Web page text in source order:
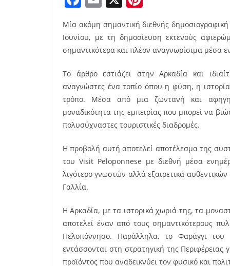
a
c
e
b
o
o
k
ai
l
nt
er
e
Μία ακόμη σημαντική διεθνής
Ιουνίου, με τη δημοσίευση εκτενούς
σημαντικότερα και πλέον αναγνωρίσιμα μέσα
Το άρθρο εστιάζει στην Αρκαδία και
αναγνώστες ένα τοπίο όπου η φύση, η
τρόπο. Μέσα από μια ζωντανή και
μοναδικότητα της εμπειρίας που μπορεί να
πολυσύχναστες τουριστικές διαδρομές.
Η προβολή αυτή αποτελεί αποτέλεσμα της
του Visit Peloponnese με διεθνή μέσα
λιγότερο γνωστών αλλά εξαιρετικά
Γαλλία.
Η Αρκαδία, με τα ιστορικά χωριά της, τα
αποτελεί έναν από τους σημαντικότερους
Πελοπόννησο. Παράλληλα, το Φαράγγι του
εντάσσονται στη στρατηγική της Περιφέρειας
προϊόντος που αναδεικνύει τον φυσικό και